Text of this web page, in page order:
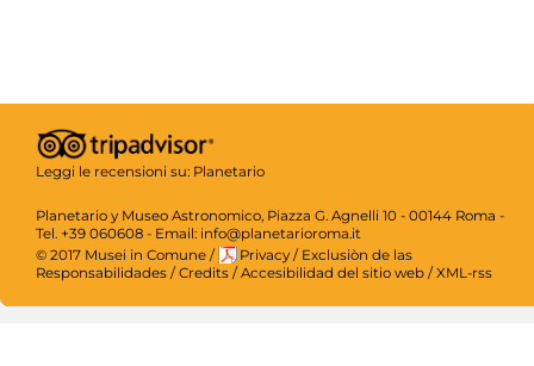
Leggi le recensioni su: Planetario
Planetario y Museo Astronomico, Piazza G. Agnelli 10 - 00144 Roma -
Tel. +39 060608 - Email: info@planetarioroma.it
© 2017 Musei in Comune / Privacy / Exclusiòn de las
Responsabilidades /Credits /Accesibilidad del sitio web /XML-rss